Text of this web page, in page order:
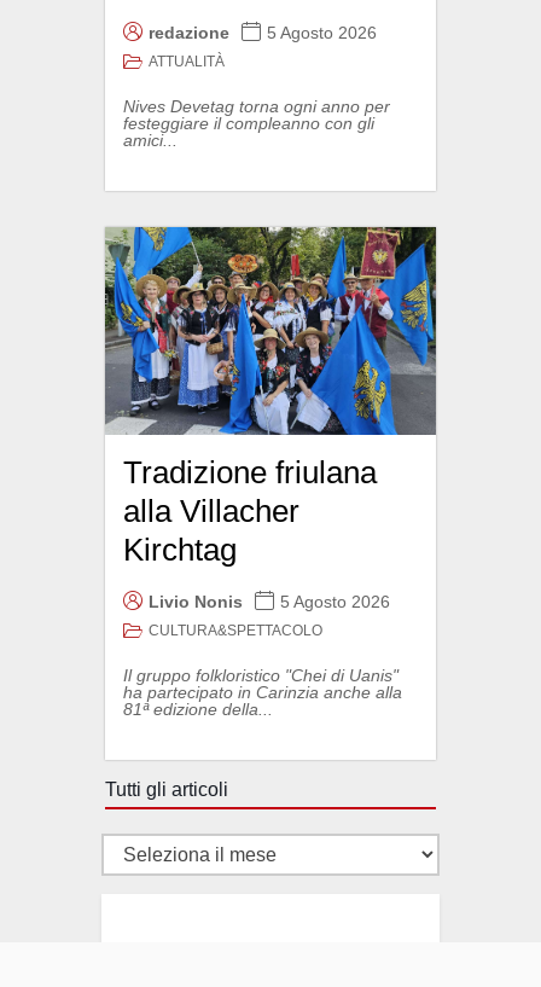
redazione 5 Agosto 2026
ATTUALITÀ
Nives Devetag torna ogni anno per
festeggiare il compleanno con gli
amici...
Tradizione friulana
alla Villacher
Kirchtag
Livio Nonis 5 Agosto 2026
CULTURA&SPETTACOLO
Il gruppo folkloristico "Chei di Uanis"
ha partecipato in Carinzia anche alla
81ª edizione della...
Tutti gli articoli
Tutti